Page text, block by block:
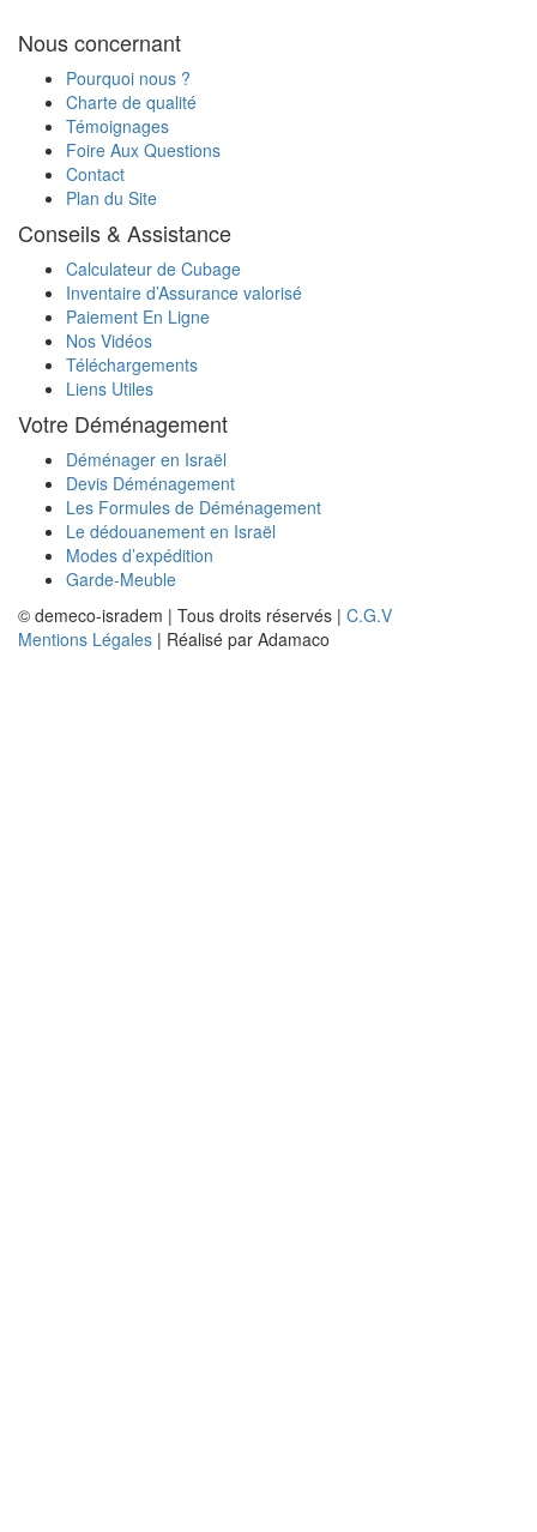
charger avec des cartons ?
Quels documents sont nécessaires pour
transporter ma voiture d'Israël en France ?
Nous concernant
Pourquoi nous ?
Charte de qualité
Témoignages
Foire Aux Questions
Contact
Plan du Site
Conseils & Assistance
Calculateur de Cubage
Inventaire d’Assurance valorisé
Paiement En Ligne
Nos Vidéos
Téléchargements
Liens Utiles
Votre Déménagement
Déménager en Israël
Devis Déménagement
Les Formules de Déménagement
Le dédouanement en Israël
Modes d’expédition
Garde-Meuble
© demeco-isradem | Tous droits réservés | C.G.V
Mentions Légales | Réalisé par Adamaco